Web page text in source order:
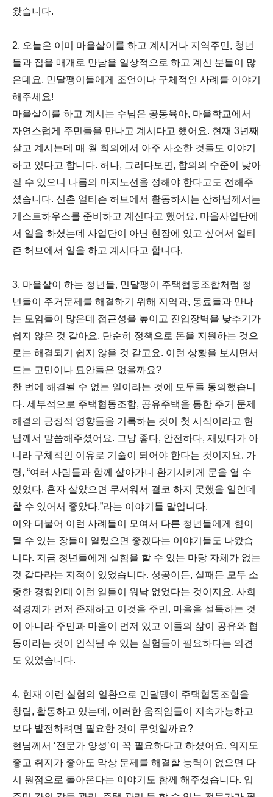
왔습니다.
2. 오늘은 이미 마을살이를 하고 계시거나 지역주민, 청년
들과 집을 매개로 만남을 일상적으로 하고 계신 분들이 많
은데요, 민달팽이들에게 조언이나 구체적인 사례를 이야기
해주세요!
마을살이를 하고 계시는 수님은 공동육아, 마을학교에서
자연스럽게 주민들을 만나고 계시다고 했어요. 현재 3년째
살고 계시는데 매 월 회의에서 아주 사소한 것들도 이야기
하고 있다고 합니다. 허나, 그러다보면, 합의의 수준이 낮아
질 수 있으니 나름의 마지노선을 정해야 한다고도 전해주
셨습니다. 신촌 얼티즌 허브에서 활동하시는 산하님께서는
게스트하우스를 준비하고 계신다고 했어요. 마을사업단에
서 일을 하셨는데 사업단이 아닌 현장에 있고 싶어서 얼티
즌 허브에서 일을 하고 계시다고 합니다.
3. 마을살이 하는 청년들, 민달팽이 주택협동조합처럼 청
년들이 주거문제를 해결하기 위해 지역과, 동료들과 만나
는 모임들이 많은데 접근성을 높이고 진입장벽을 낮추기가
쉽지 않은 것 같아요. 단순히 정책으로 돈을 지원하는 것으
로는 해결되기 쉽지 않을 것 같고요. 이런 상황을 보시면서
드는 고민이나 묘안들은 없을까요?
한 번에 해결될 수 없는 일이라는 것에 모두들 동의했습니
다. 세부적으로 주택협동조합, 공유주택을 통한 주거 문제
해결의 긍정적 영향들을 기록하는 것이 첫 시작이라고 현
님께서 말씀해주셨어요. 그냥 좋다, 안전하다, 재밌다가 아
니라 구체적인 이유로 기술이 되어야 한다는 것이지요. 가
령, “여러 사람들과 함께 살아가니 환기시키게 문을 열 수
있었다. 혼자 살았으면 무서워서 결코 하지 못했을 일인데
할 수 있어서 좋았다.”라는 이야기들 말입니다.
이와 더불어 이런 사례들이 모여서 다른 청년들에게 힘이
될 수 있는 장들이 열렸으면 좋겠다는 이야기들도 나왔습
니다. 지금 청년들에게 실험을 할 수 있는 마당 자체가 없는
것 같다라는 지적이 있었습니다. 성공이든, 실패든 모두 소
중한 경험인데 이런 일들이 워낙 없었다는 것이지요. 사회
적경제가 먼저 존재하고 이것을 주민, 마을을 설득하는 것
이 아니라 주민과 마을이 먼저 있고 이들의 삶이 공유와 협
동이라는 것이 인식될 수 있는 실험들이 필요하다는 의견
도 있었습니다.
4. 현재 이런 실험의 일환으로 민달팽이 주택협동조합을
창립, 활동하고 있는데, 이러한 움직임들이 지속가능하고
보다 발전하려면 필요한 것이 무엇일까요?
현님께서 ‘전문가 양성’이 꼭 필요하다고 하셨어요. 의지도
좋고 취지가 좋아도 막상 문제를 해결할 능력이 없으면 다
시 원점으로 돌아온다는 이야기도 함께 해주셨습니다. 입